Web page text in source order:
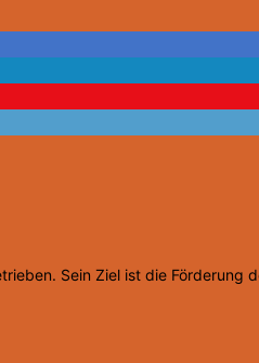
Sein Ziel ist die